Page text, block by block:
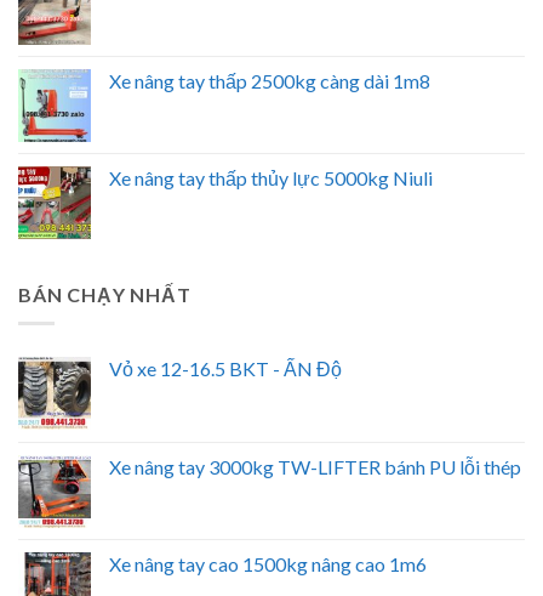
Xe nâng tay thấp 2500kg càng dài 1m8
Xe nâng tay thấp thủy lực 5000kg Niuli
BÁN CHẠY NHẤT
Vỏ xe 12-16.5 BKT - ẤN Độ
Xe nâng tay 3000kg TW-LIFTER bánh PU lỗi thép
Xe nâng tay cao 1500kg nâng cao 1m6